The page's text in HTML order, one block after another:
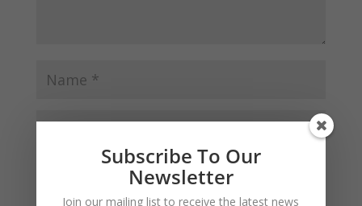
Subscribe To Our
Newsletter
Join our mailing list to receive the latest news